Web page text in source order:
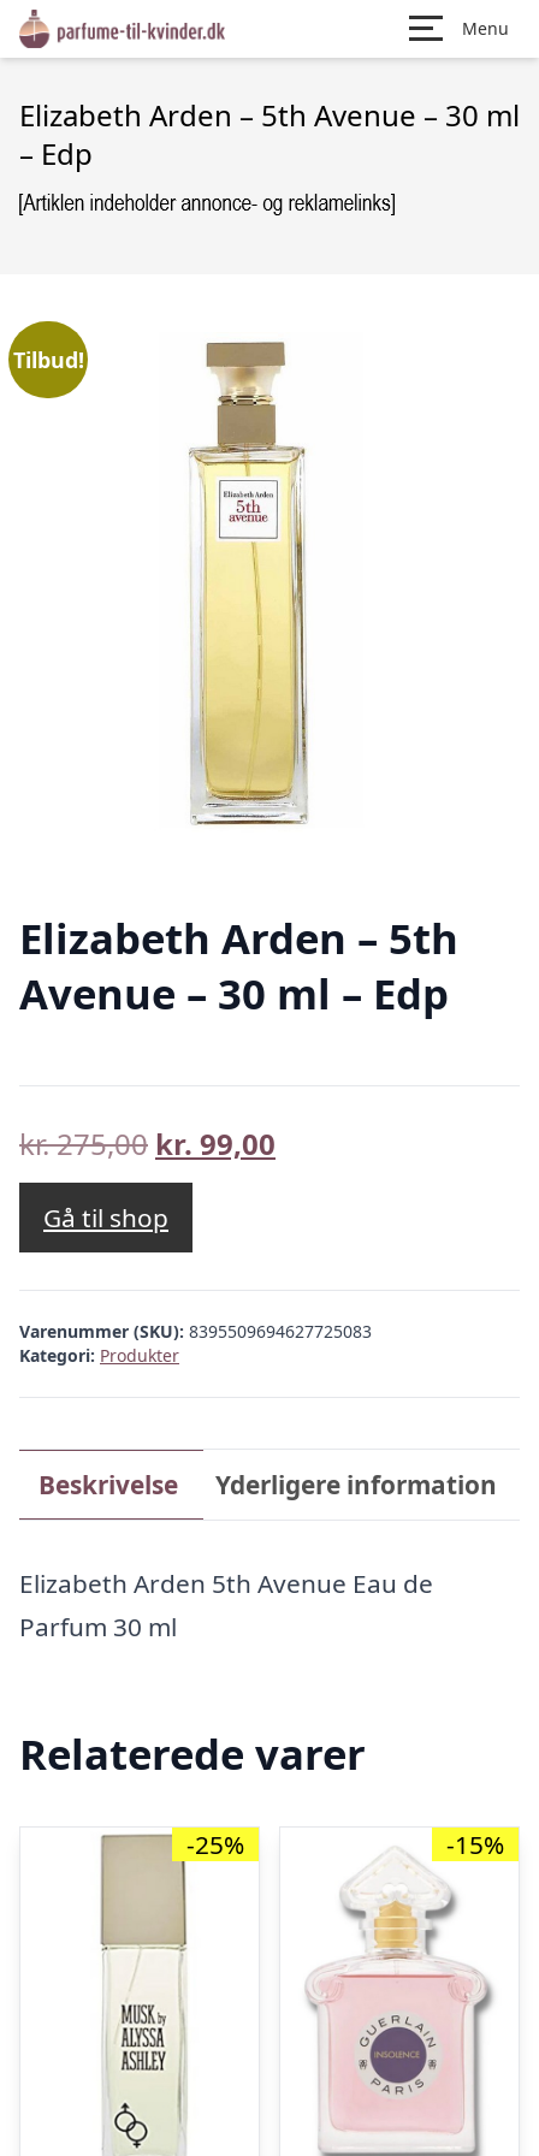
Menu
Elizabeth Arden – 5th Avenue – 30 ml
– Edp
Tilbud!
Elizabeth Arden – 5th
Avenue – 30 ml – Edp
kr.275,00 Den
oprindelige
pris
var:
kr. 275,00.
kr. 99,00
kr. 99,00.
Gå til shop
Varenummer (SKU): 8395509694627725083
Kategori: Produkter
Beskrivelse Yderligere information
Elizabeth Arden 5th Avenue Eau de
Parfum 30 ml
Relaterede varer
-25% -15%